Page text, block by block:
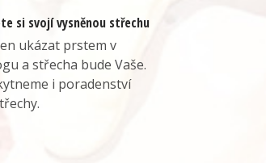
si svojí vysněnou střechu
ukázat prstem v
a střecha bude Vaše.
i poradenství